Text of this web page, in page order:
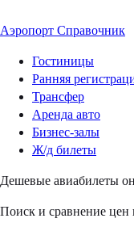
Аэропорт Справочник
Гостиницы
Ранняя
Трансфер
Аренда авто
Бизнес-залы
Ж/д билеты
Дешевые авиабилеты
Поиск и сравнение цен